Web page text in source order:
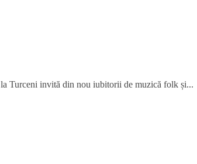
Turceni invită din nou iubitorii de muzică folk și...